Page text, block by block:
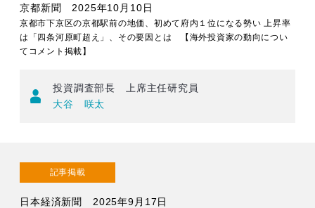
京都新聞 2025年10月10日
京都市下京区の京都駅前の地価、初めて府内１位になる勢い 上昇率
は「四条河原町超え」、その要因とは 【海外投資家の動向につい
てコメント掲載】
投資調査部長 上席主任研究員
大谷 咲太
記事掲載
日本経済新聞 2025年9月17日